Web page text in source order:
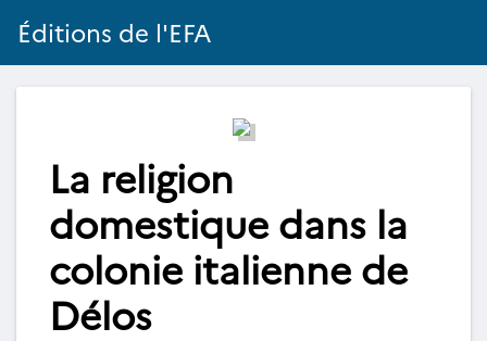
Éditions de l'EFA
La religion
domestique dans la
colonie italienne de
Délos